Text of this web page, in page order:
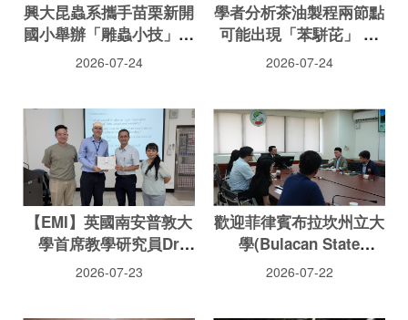
興大昆蟲系攜手苗栗新開
國小舉辦「雕蟲小技」暑
期科普營
2026-07-24
學者分析茶油製程兩節點
可能出現「苯駢芘」 農
試所指還與一處理有關
2026-07-24
【EMI】英國南安普敦大
學首席教學研究員Dr
Robert Baird辦理EMI增
2026-07-23
歡迎菲律賓布拉坎州立大
學(Bulacan State
University)Teody Cruz
2026-07-22